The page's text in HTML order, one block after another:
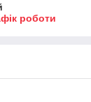
роботи